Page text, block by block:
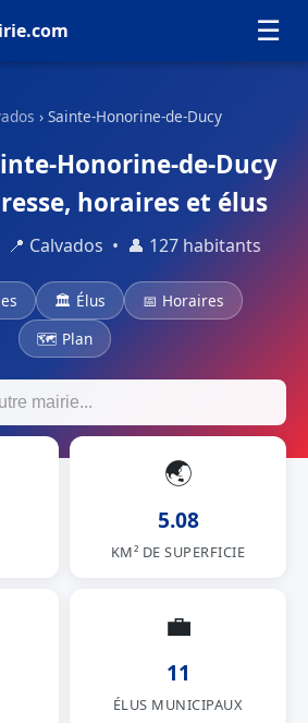
☰
› Sainte-Honorine-de-Ducy
Honorine-de-Ducy
horaires et élus
Calvados • 👤 127 habitants
🏛 Élus
📅 Horaires
🗺 Plan
🌏
5.08
KM² DE SUPERFICIE
💼
11
ÉLUS MUNICIPAUX